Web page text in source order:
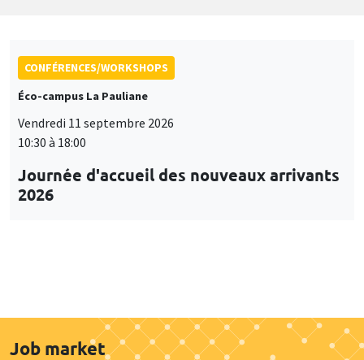
CONFÉRENCES/WORKSHOPS
Éco-campus La Pauliane
Vendredi 11 septembre 2026
10:30 à 18:00
Journée d'accueil des nouveaux arrivants
2026
Job market